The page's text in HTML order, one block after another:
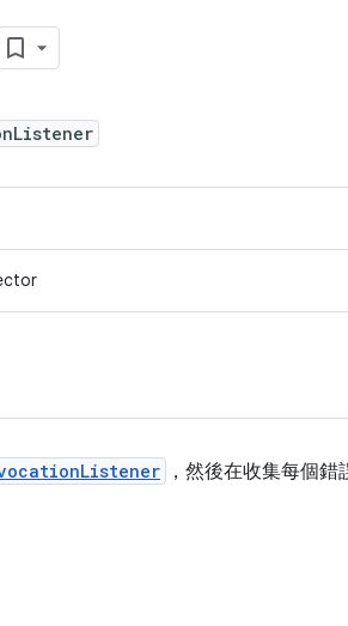
，然後在收集每個